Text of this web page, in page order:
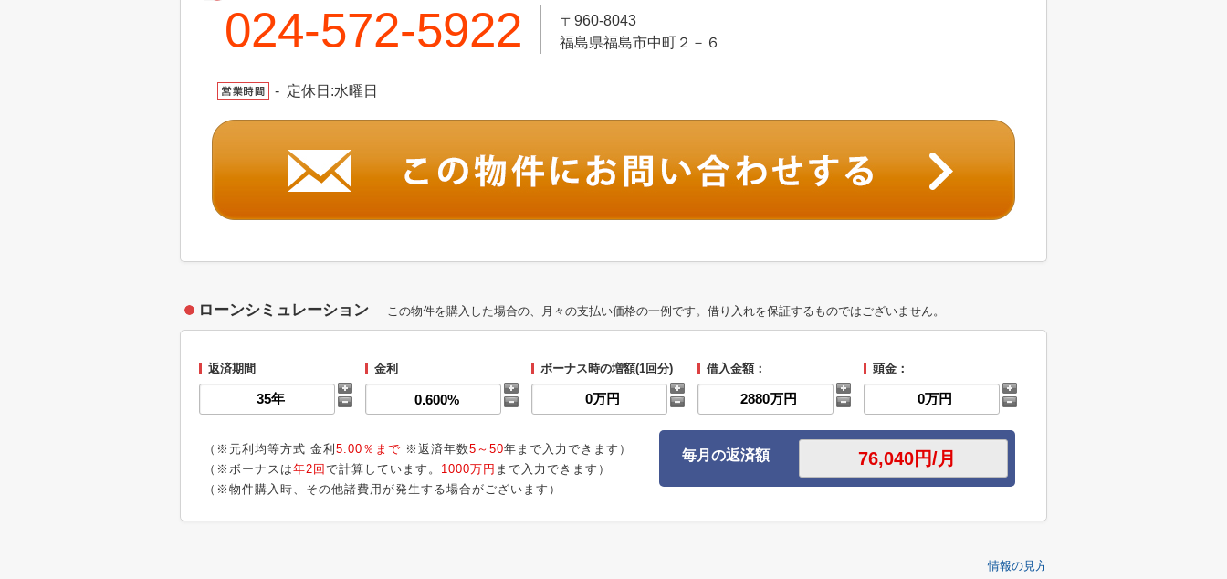
024-572-5922
〒960-8043
福島県福島市中町２－６
- 定休日:水曜日
ローンシミュレーション この物件を購入した場合の、月々の支払い価格の一例です。借り入れを保証するものではございません。
返済期間 金利 ボーナス時の増額(1回分) 借入金額： 頭金：
（※元利均等方式 金利 5.00％まで ※返済年数5～50年まで入力できます）
（※ボーナスは年2回 で計算しています。 1000万円 まで入力できます）
（※物件購入時、その他諸費用が発生する場合がございます）
毎月の返済額
情報の見方